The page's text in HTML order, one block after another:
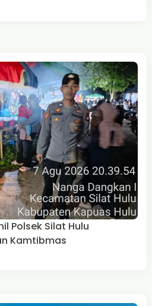
Polsek Silat Hulu
Kamtibmas